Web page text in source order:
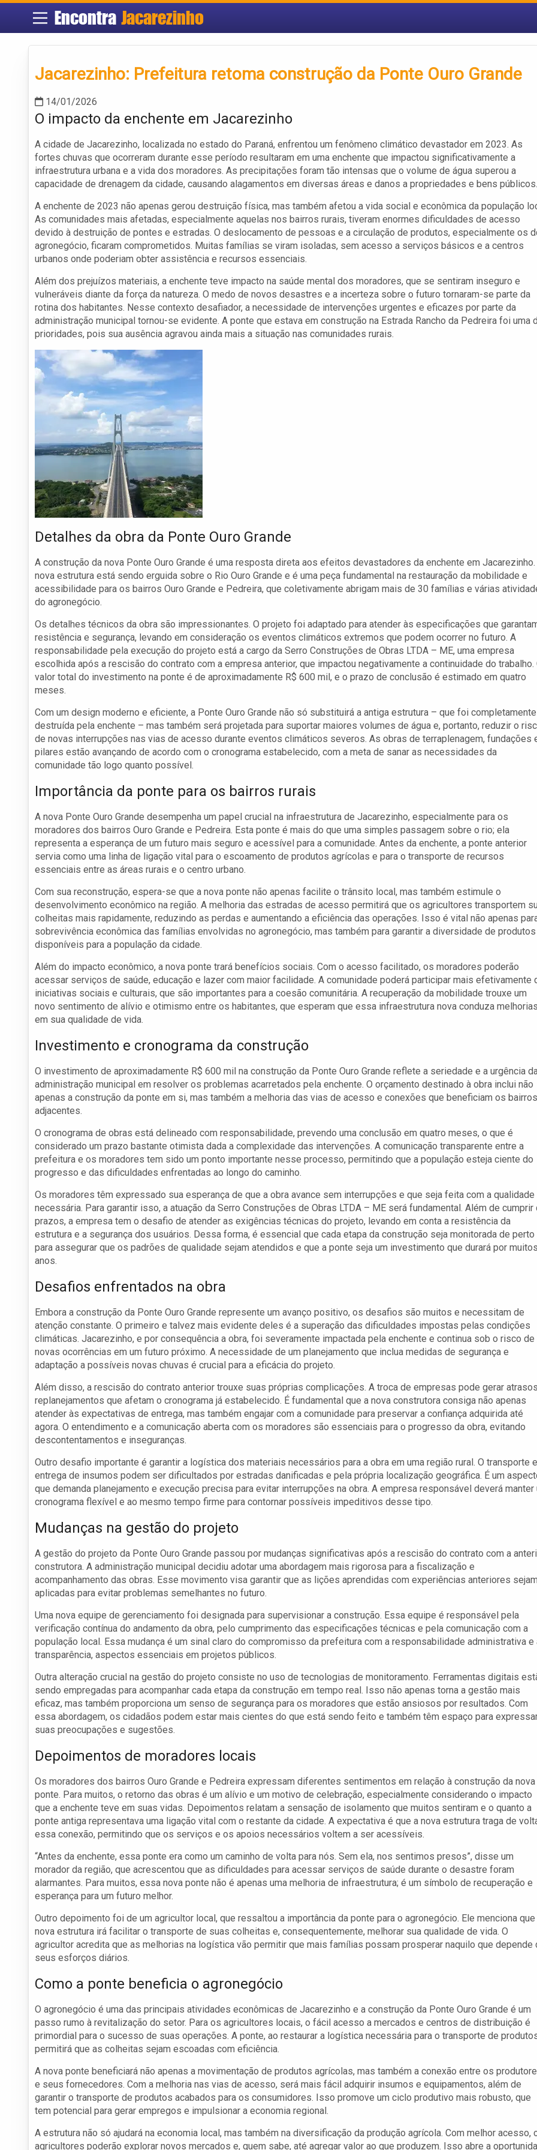
Encontra Jacarezinho
Jacarezinho: Prefeitura retoma construção da Ponte Ouro Grande
14/01/2026
O impacto da enchente em Jacarezinho
A cidade de Jacarezinho, localizada no estado do Paraná, enfrentou um fenômeno climático devastador em 2023. As
fortes chuvas que ocorreram durante esse período resultaram em uma enchente que impactou significativamente a
infraestrutura urbana e a vida dos moradores. As precipitações foram tão intensas que o volume de água superou a
capacidade de drenagem da cidade, causando alagamentos em diversas áreas e danos a propriedades e bens públicos.
A enchente de 2023 não apenas gerou destruição física, mas também afetou a vida social e econômica da população
As comunidades mais afetadas, especialmente aquelas nos bairros rurais, tiveram enormes dificuldades de acesso
devido à destruição de pontes e estradas. O deslocamento de pessoas e a circulação de produtos, especialmente os
agronegócio, ficaram comprometidos. Muitas famílias se viram isoladas, sem acesso a serviços básicos e a centros
urbanos onde poderiam obter assistência e recursos essenciais.
Além dos prejuízos materiais, a enchente teve impacto na saúde mental dos moradores, que se sentiram inseguro e
vulneráveis diante da força da natureza. O medo de novos desastres e a incerteza sobre o futuro tornaram-se parte da
rotina dos habitantes. Nesse contexto desafiador, a necessidade de intervenções urgentes e eficazes por parte da
administração municipal tornou-se evidente. A ponte que estava em construção na Estrada Rancho da Pedreira foi uma
prioridades, pois sua ausência agravou ainda mais a situação nas comunidades rurais.
Detalhes da obra da Ponte Ouro Grande
A construção da nova Ponte Ouro Grande é uma resposta direta aos efeitos devastadores da enchente em Jacarezinho.
nova estrutura está sendo erguida sobre o Rio Ouro Grande e é uma peça fundamental na restauração da mobilidade e
acessibilidade para os bairros Ouro Grande e Pedreira, que coletivamente abrigam mais de 30 famílias e várias
do agronegócio.
Os detalhes técnicos da obra são impressionantes. O projeto foi adaptado para atender às especificações que
resistência e segurança, levando em consideração os eventos climáticos extremos que podem ocorrer no futuro. A
responsabilidade pela execução do projeto está a cargo da Serro Construções de Obras LTDA – ME, uma empresa
escolhida após a rescisão do contrato com a empresa anterior, que impactou negativamente a continuidade do trabalho.
valor total do investimento na ponte é de aproximadamente R$ 600 mil, e o prazo de conclusão é estimado em quatro
meses.
Com um design moderno e eficiente, a Ponte Ouro Grande não só substituirá a antiga estrutura – que foi completamente
destruída pela enchente – mas também será projetada para suportar maiores volumes de água e, portanto, reduzir o
de novas interrupções nas vias de acesso durante eventos climáticos severos. As obras de terraplenagem, fundações
pilares estão avançando de acordo com o cronograma estabelecido, com a meta de sanar as necessidades da
comunidade tão logo quanto possível.
Importância da ponte para os bairros rurais
A nova Ponte Ouro Grande desempenha um papel crucial na infraestrutura de Jacarezinho, especialmente para os
moradores dos bairros Ouro Grande e Pedreira. Esta ponte é mais do que uma simples passagem sobre o rio; ela
representa a esperança de um futuro mais seguro e acessível para a comunidade. Antes da enchente, a ponte anterior
servia como uma linha de ligação vital para o escoamento de produtos agrícolas e para o transporte de recursos
essenciais entre as áreas rurais e o centro urbano.
Com sua reconstrução, espera-se que a nova ponte não apenas facilite o trânsito local, mas também estimule o
desenvolvimento econômico na região. A melhoria das estradas de acesso permitirá que os agricultores transportem
colheitas mais rapidamente, reduzindo as perdas e aumentando a eficiência das operações. Isso é vital não apenas
sobrevivência econômica das famílias envolvidas no agronegócio, mas também para garantir a diversidade de produtos
disponíveis para a população da cidade.
Além do impacto econômico, a nova ponte trará benefícios sociais. Com o acesso facilitado, os moradores poderão
acessar serviços de saúde, educação e lazer com maior facilidade. A comunidade poderá participar mais efetivamente
iniciativas sociais e culturais, que são importantes para a coesão comunitária. A recuperação da mobilidade trouxe um
novo sentimento de alívio e otimismo entre os habitantes, que esperam que essa infraestrutura nova conduza melhorias
em sua qualidade de vida.
Investimento e cronograma da construção
O investimento de aproximadamente R$ 600 mil na construção da Ponte Ouro Grande reflete a seriedade e a urgência
administração municipal em resolver os problemas acarretados pela enchente. O orçamento destinado à obra inclui não
apenas a construção da ponte em si, mas também a melhoria das vias de acesso e conexões que beneficiam os bairros
adjacentes.
O cronograma de obras está delineado com responsabilidade, prevendo uma conclusão em quatro meses, o que é
considerado um prazo bastante otimista dada a complexidade das intervenções. A comunicação transparente entre a
prefeitura e os moradores tem sido um ponto importante nesse processo, permitindo que a população esteja ciente do
progresso e das dificuldades enfrentadas ao longo do caminho.
Os moradores têm expressado sua esperança de que a obra avance sem interrupções e que seja feita com a qualidade
necessária. Para garantir isso, a atuação da Serro Construções de Obras LTDA – ME será fundamental. Além de cumprir
prazos, a empresa tem o desafio de atender as exigências técnicas do projeto, levando em conta a resistência da
estrutura e a segurança dos usuários. Dessa forma, é essencial que cada etapa da construção seja monitorada de perto
para assegurar que os padrões de qualidade sejam atendidos e que a ponte seja um investimento que durará por muitos
anos.
Desafios enfrentados na obra
Embora a construção da Ponte Ouro Grande represente um avanço positivo, os desafios são muitos e necessitam de
atenção constante. O primeiro e talvez mais evidente deles é a superação das dificuldades impostas pelas condições
climáticas. Jacarezinho, e por consequência a obra, foi severamente impactada pela enchente e continua sob o risco de
novas ocorrências em um futuro próximo. A necessidade de um planejamento que inclua medidas de segurança e
adaptação a possíveis novas chuvas é crucial para a eficácia do projeto.
Além disso, a rescisão do contrato anterior trouxe suas próprias complicações. A troca de empresas pode gerar
replanejamentos que afetam o cronograma já estabelecido. É fundamental que a nova construtora consiga não apenas
atender às expectativas de entrega, mas também engajar com a comunidade para preservar a confiança adquirida até
agora. O entendimento e a comunicação aberta com os moradores são essenciais para o progresso da obra, evitando
descontentamentos e inseguranças.
Outro desafio importante é garantir a logística dos materiais necessários para a obra em uma região rural. O transporte
entrega de insumos podem ser dificultados por estradas danificadas e pela própria localização geográfica. É um
que demanda planejamento e execução precisa para evitar interrupções na obra. A empresa responsável deverá manter
cronograma flexível e ao mesmo tempo firme para contornar possíveis impeditivos desse tipo.
Mudanças na gestão do projeto
A gestão do projeto da Ponte Ouro Grande passou por mudanças significativas após a rescisão do contrato com a
construtora. A administração municipal decidiu adotar uma abordagem mais rigorosa para a fiscalização e
acompanhamento das obras. Esse movimento visa garantir que as lições aprendidas com experiências anteriores sejam
aplicadas para evitar problemas semelhantes no futuro.
Uma nova equipe de gerenciamento foi designada para supervisionar a construção. Essa equipe é responsável pela
verificação contínua do andamento da obra, pelo cumprimento das especificações técnicas e pela comunicação com a
população local. Essa mudança é um sinal claro do compromisso da prefeitura com a responsabilidade administrativa e
transparência, aspectos essenciais em projetos públicos.
Outra alteração crucial na gestão do projeto consiste no uso de tecnologias de monitoramento. Ferramentas digitais
sendo empregadas para acompanhar cada etapa da construção em tempo real. Isso não apenas torna a gestão mais
eficaz, mas também proporciona um senso de segurança para os moradores que estão ansiosos por resultados. Com
essa abordagem, os cidadãos podem estar mais cientes do que está sendo feito e também têm espaço para
suas preocupações e sugestões.
Depoimentos de moradores locais
Os moradores dos bairros Ouro Grande e Pedreira expressam diferentes sentimentos em relação à construção da nova
ponte. Para muitos, o retorno das obras é um alívio e um motivo de celebração, especialmente considerando o impacto
que a enchente teve em suas vidas. Depoimentos relatam a sensação de isolamento que muitos sentiram e o quanto a
ponte antiga representava uma ligação vital com o restante da cidade. A expectativa é que a nova estrutura traga de
essa conexão, permitindo que os serviços e os apoios necessários voltem a ser acessíveis.
“Antes da enchente, essa ponte era como um caminho de volta para nós. Sem ela, nos sentimos presos”, disse um
morador da região, que acrescentou que as dificuldades para acessar serviços de saúde durante o desastre foram
alarmantes. Para muitos, essa nova ponte não é apenas uma melhoria de infraestrutura; é um símbolo de recuperação e
esperança para um futuro melhor.
Outro depoimento foi de um agricultor local, que ressaltou a importância da ponte para o agronegócio. Ele menciona que
nova estrutura irá facilitar o transporte de suas colheitas e, consequentemente, melhorar sua qualidade de vida. O
agricultor acredita que as melhorias na logística vão permitir que mais famílias possam prosperar naquilo que depende
seus esforços diários.
Como a ponte beneficia o agronegócio
O agronegócio é uma das principais atividades econômicas de Jacarezinho e a construção da Ponte Ouro Grande é um
passo rumo à revitalização do setor. Para os agricultores locais, o fácil acesso a mercados e centros de distribuição é
primordial para o sucesso de suas operações. A ponte, ao restaurar a logística necessária para o transporte de
permitirá que as colheitas sejam escoadas com eficiência.
A nova ponte beneficiará não apenas a movimentação de produtos agrícolas, mas também a conexão entre os
e seus fornecedores. Com a melhoria nas vias de acesso, será mais fácil adquirir insumos e equipamentos, além de
garantir o transporte de produtos acabados para os consumidores. Isso promove um ciclo produtivo mais robusto, que
tem potencial para gerar empregos e impulsionar a economia regional.
A estrutura não só ajudará na economia local, mas também na diversificação da produção agrícola. Com melhor acesso,
agricultores poderão explorar novos mercados e, quem sabe, até agregar valor ao que produzem. Isso abre a